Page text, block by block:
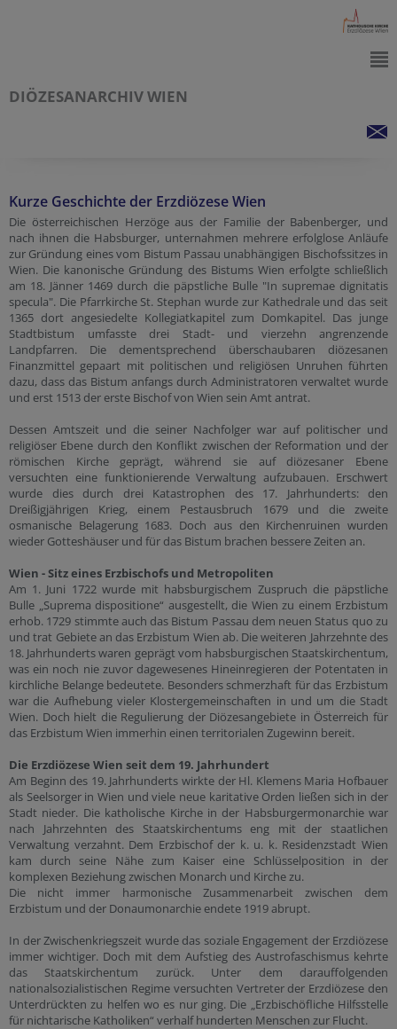
DIÖZESANARCHIV WIEN
Kurze Geschichte der Erzdiözese Wien
Die österreichischen Herzöge aus der Familie der Babenberger, und
nach ihnen die Habsburger, unternahmen mehrere erfolglose Anläufe
zur Gründung eines vom Bistum Passau unabhängigen Bischofssitzes in
Wien. Die kanonische Gründung des Bistums Wien erfolgte schließlich
am 18. Jänner 1469 durch die päpstliche Bulle "In supremae dignitatis
specula". Die Pfarrkirche St. Stephan wurde zur Kathedrale und das seit
1365 dort angesiedelte Kollegiatkapitel zum Domkapitel. Das junge
Stadtbistum umfasste drei Stadt- und vierzehn angrenzende
Landpfarren. Die dementsprechend überschaubaren diözesanen
Finanzmittel gepaart mit politischen und religiösen Unruhen führten
dazu, dass das Bistum anfangs durch Administratoren verwaltet wurde
und erst 1513 der erste Bischof von Wien sein Amt antrat.
Dessen Amtszeit und die seiner Nachfolger war auf politischer und
religiöser Ebene durch den Konflikt zwischen der Reformation und der
römischen Kirche geprägt, während sie auf diözesaner Ebene
versuchten eine funktionierende Verwaltung aufzubauen. Erschwert
wurde dies durch drei Katastrophen des 17. Jahrhunderts: den
Dreißigjährigen Krieg, einem Pestausbruch 1679 und die zweite
osmanische Belagerung 1683. Doch aus den Kirchenruinen wurden
wieder Gotteshäuser und für das Bistum brachen bessere Zeiten an.
Wien - Sitz eines Erzbischofs und Metropoliten
Am 1. Juni 1722 wurde mit habsburgischem Zuspruch die päpstliche
Bulle „Suprema dispositione“ ausgestellt, die Wien zu einem Erzbistum
erhob. 1729 stimmte auch das Bistum Passau dem neuen Status quo zu
und trat Gebiete an das Erzbistum Wien ab. Die weiteren Jahrzehnte des
18. Jahrhunderts waren geprägt vom habsburgischen Staatskirchentum,
was ein noch nie zuvor dagewesenes Hineinregieren der Potentaten in
kirchliche Belange bedeutete. Besonders schmerzhaft für das Erzbistum
war die Aufhebung vieler Klostergemeinschaften in und um die Stadt
Wien. Doch hielt die Regulierung der Diözesangebiete in Österreich für
das Erzbistum Wien immerhin einen territorialen Zugewinn bereit.
Die Erzdiözese Wien seit dem 19. Jahrhundert
Am Beginn des 19. Jahrhunderts wirkte der Hl. Klemens Maria Hofbauer
als Seelsorger in Wien und viele neue karitative Orden ließen sich in der
Stadt nieder. Die katholische Kirche in der Habsburgermonarchie war
nach Jahrzehnten des Staatskirchentums eng mit der staatlichen
Verwaltung verzahnt. Dem Erzbischof der k. u. k. Residenzstadt Wien
kam durch seine Nähe zum Kaiser eine Schlüsselposition in der
komplexen Beziehung zwischen Monarch und Kirche zu.
Die nicht immer harmonische Zusammenarbeit zwischen dem
Erzbistum und der Donaumonarchie endete 1919 abrupt.
In der Zwischenkriegszeit wurde das soziale Engagement der Erzdiözese
immer wichtiger. Doch mit dem Aufstieg des Austrofaschismus kehrte
das Staatskirchentum zurück. Unter dem darauffolgenden
nationalsozialistischen Regime versuchten Vertreter der Erzdiözese den
Unterdrückten zu helfen wo es nur ging. Die „Erzbischöfliche Hilfsstelle
für nichtarische Katholiken“ verhalf hunderten Menschen zur Flucht.